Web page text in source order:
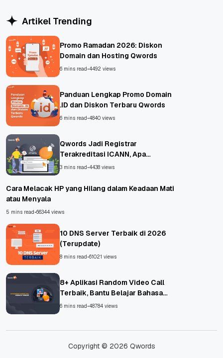
Artikel Trending
Promo Ramadan 2026: Diskon
Domain dan Hosting Qwords
6 mins read•4492 views
Panduan Lengkap Promo Domain
.ID dan Diskon Terbaru Qwords
6 mins read•4840 views
Qwords Jadi Registrar
Terakreditasi ICANN, Apa
Untungnya?
3 mins read•4438 views
Cara Melacak HP yang Hilang dalam Keadaan Mati
atau Menyala
5 mins read•66344 views
10 DNS Server Terbaik di 2026
(Terupdate)
8 mins read•61021 views
8+ Aplikasi Random Video Call
Terbaik, Bantu Belajar Bahasa
Asing!
6 mins read•48784 views
Copyright © 2026 Qwords